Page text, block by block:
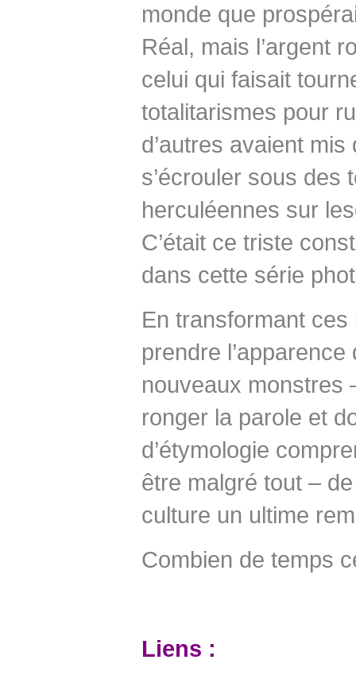
monde que
Réal, mais l’argent
celui qui faisait
totalitarismes pour
d’autres avaient
s’écrouler sous des
herculéennes sur
C’était ce triste
dans cette série
En transformant ces
prendre
nouveaux monstres
ronger la parole et
d’étymologie
être malgré tout –
culture un ultime
Combien de temps
Liens :